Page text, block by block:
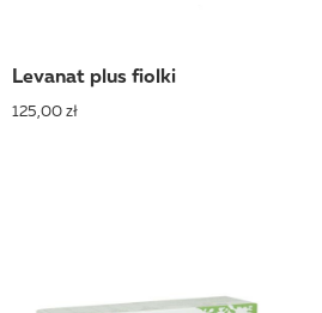
Levanat plus fiolki
125,00 zł